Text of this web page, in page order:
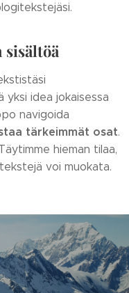
sisältöä
yksi idea jokaisessa
navigoida
tärkeimmät osat.
hieman tilaa,
voi muokata.